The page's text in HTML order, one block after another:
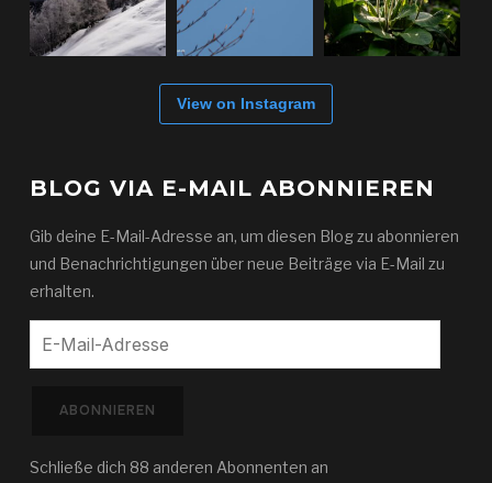
View on Instagram
BLOG VIA E-MAIL ABONNIEREN
Gib deine E-Mail-Adresse an, um diesen Blog zu abonnieren
und Benachrichtigungen über neue Beiträge via E-Mail zu
erhalten.
ABONNIEREN
Schließe dich 88 anderen Abonnenten an